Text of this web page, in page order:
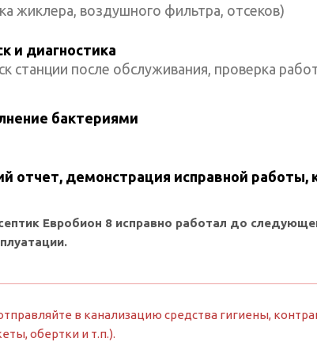
жиклера, воздушного фильтра, отсеков)
и диагностика
станции после обслуживания, проверка
бактериями
отчет, демонстрация исправной работы,
Евробион 8 исправно работал до
в канализацию средства гигиены,
обертки и т.п.).